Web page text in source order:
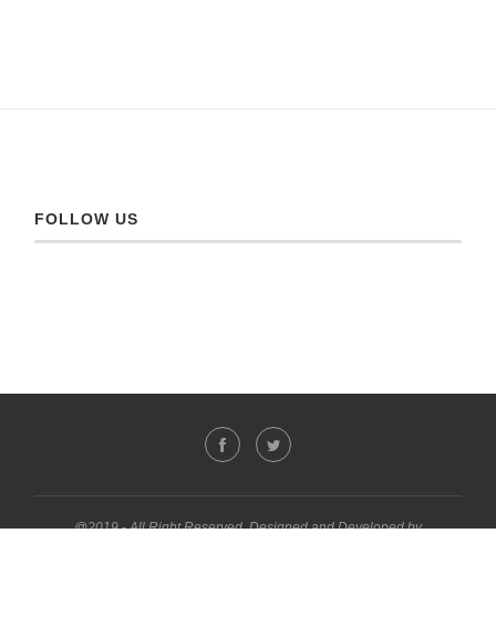
FOLLOW US
@2019 - All Right Reserved. Designed and Developed by